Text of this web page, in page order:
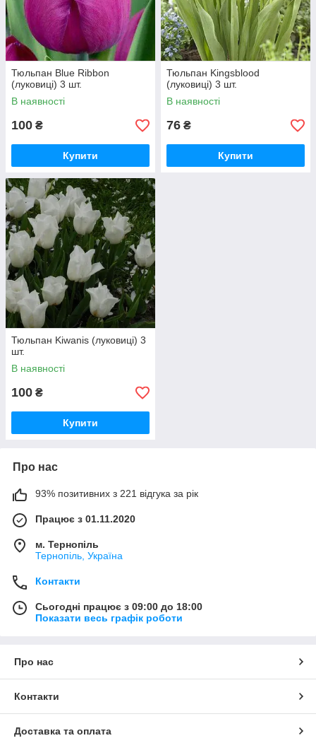
Тюльпан Blue Ribbon
(луковиці) 3 шт.
В наявності
100 ₴
Купити
Тюльпан Kingsblood
(луковиці) 3 шт.
В наявності
76 ₴
Купити
Тюльпан Kiwanis (луковиці) 3
шт.
В наявності
100 ₴
Купити
Про нас
93% позитивних з 221 відгука за рік
Працює з 01.11.2020
м. Тернопіль
Тернопіль, Україна
Контакти
Сьогодні працює з 09:00 до 18:00
Показати весь графік роботи
Про нас
Контакти
Доставка та оплата